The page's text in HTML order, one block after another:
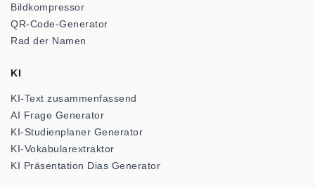
Bildkompressor
QR-Code-Generator
Rad der Namen
KI
KI-Text zusammenfassend
AI Frage Generator
KI-Studienplaner Generator
KI-Vokabularextraktor
KI Präsentation Dias Generator